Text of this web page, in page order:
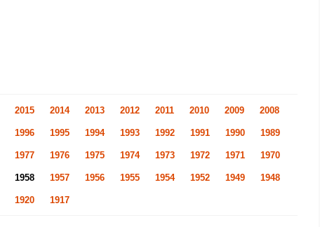
2015 2014 2013 2012 2011 2010 2009 2008
1996 1995 1994 1993 1992 1991 1990 1989
1977 1976 1975 1974 1973 1972 1971 1970
1958 1957 1956 1955 1954 1952 1949 1948
1920 1917